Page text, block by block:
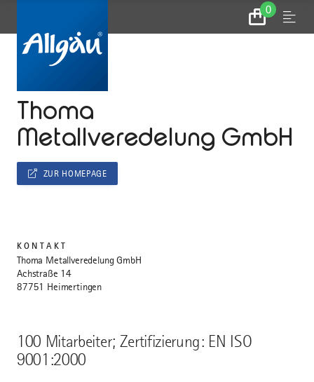
0
Zum
Warenkorb
Menu
Thoma
Metallveredelung GmbH
100 Mitarbeiter; Zertifizierung: EN ISO
9001:2000
ZUR HOMEPAGE
KONTAKT
Thoma Metallveredelung GmbH
Achstraße 14
87751 Heimertingen